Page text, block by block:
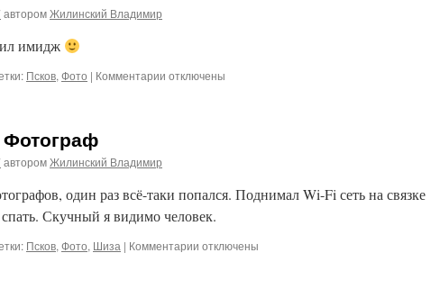
авторомЖилинский Владимир
имидж
Псков, Фото | Комментарии котключены
авторомЖилинский Владимир
один раз всё-таки попался. Поднимал Wi-Fi сеть на связке
Скучный я видимо человек.
Псков, Фото, Шиза | Комментарии котключены